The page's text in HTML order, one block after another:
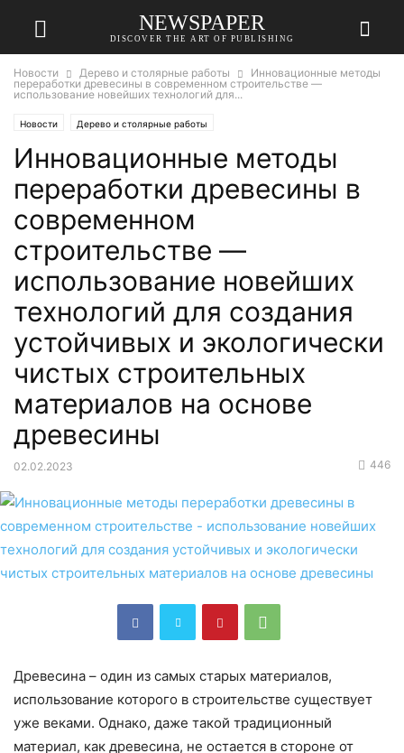
NEWSPAPER
DISCOVER THE ART OF PUBLISHING
Новости Дерево и столярные работы
Инновационные методы
переработки древесины в современном строительстве —
использование новейших технологий для...
Новости Дерево и столярные работы
Инновационные методы
переработки древесины в
современном
строительстве —
использование новейших
технологий для создания
устойчивых и экологически
чистых строительных
материалов на основе
древесины
02.02.2023 446
Древесина – один из самых старых материалов,
использование которого в строительстве существует
уже веками. Однако, даже такой традиционный
материал, как древесина, не остается в стороне от